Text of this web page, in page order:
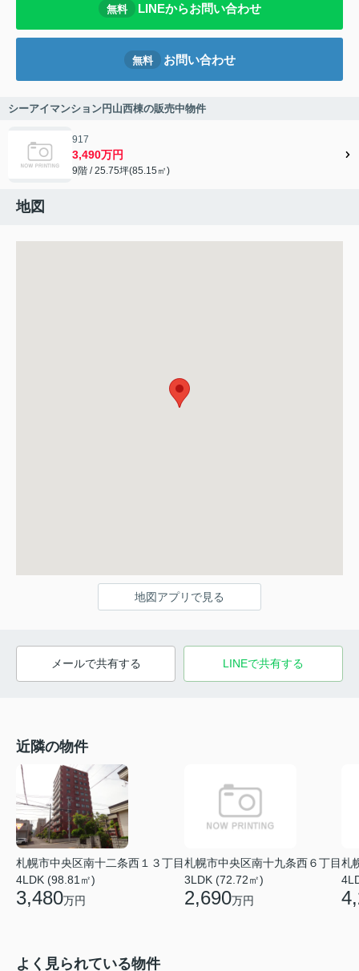
無料 LINEからお問い合わせ
無料 お問い合わせ
シーアイマンション円山西棟の販売中物件
917
3,490万円
9階 / 25.75坪(85.15㎡)
地図
地図アプリで見る
メールで共有する LINEで共有する
近隣の物件
札幌市中央区南十二条西１３丁目
4LDK (98.81㎡)
3,480万円
札幌市中央区南十九条西６丁目
3LDK (72.72㎡)
2,690万円
札
よく見られている物件